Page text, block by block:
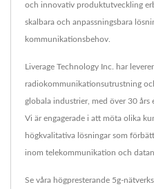
och innovativ produktutveckling
skalbara och anpassningsbara
kommunikationsbehov.
Liverage Technology Inc. har
radiokommunikationsutrustning
globala industrier, med över 30 års
Vi är engagerade i att möta olika
högkvalitativa lösningar som
inom telekommunikation och
Se våra högpresterande 5g-